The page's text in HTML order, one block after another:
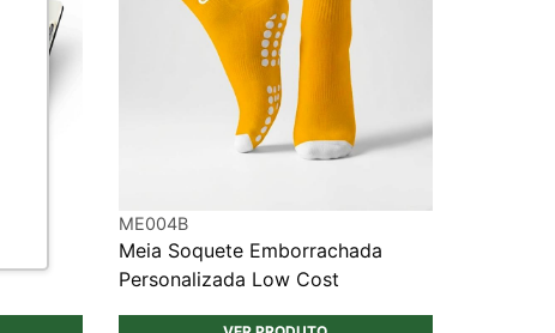
ME004B
Meia Soquete Emborrachada
Personalizada Low Cost